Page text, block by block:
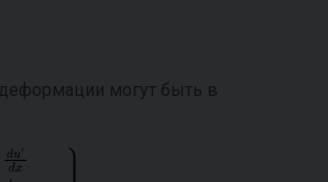
могут быть в